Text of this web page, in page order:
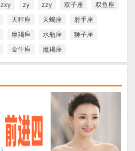
zxy zy zzy 双子座
双鱼座
天秤座 天蝎座
射手座
摩羯座 水瓶座
狮子座
金牛座 魔羯座